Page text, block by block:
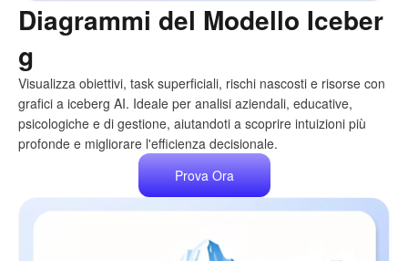
Diagrammi del Modello Iceber
g
Visualizza obiettivi, task superficiali, rischi nascosti e risorse con
grafici a iceberg AI. Ideale per analisi aziendali, educative,
psicologiche e di gestione, aiutandoti a scoprire intuizioni più
profonde e migliorare l'efficienza decisionale.
Prova Ora